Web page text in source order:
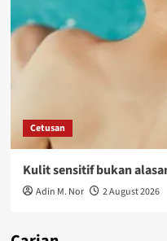
Cetusan
Kulit sensitif bukan
Adin M. Nor 2 August 2026